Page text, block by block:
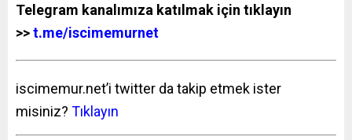
Telegram kanalımıza katılmak için tıklayın
>>t.me/iscimemurnet
iscimemur.net’i twitter da takip etmek ister
misiniz? Tıklayın